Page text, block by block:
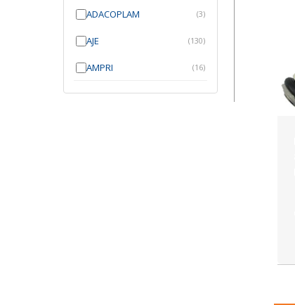
ADACOPLAM (3)
AJE (130)
AMPRI (16)
ANGRA (21)